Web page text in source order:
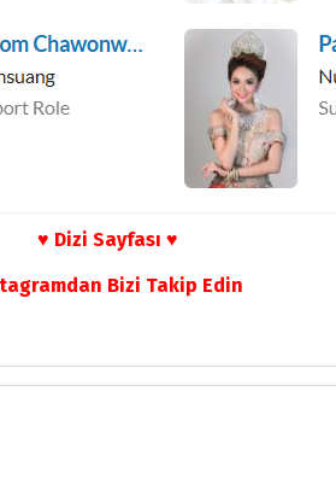
♥ Dizi Sayfası ♥
Bizi Takip Edin